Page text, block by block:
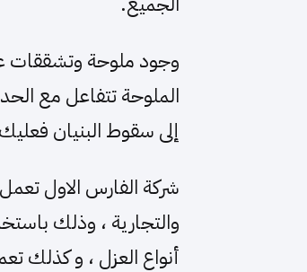
وجود ملوحة وتشققات
الملوحة تتفاعل مع
إلى سقوط البنيان
شركة الفارس الاول
والتجارية ، وذلك
أنواع العزل ، و كذلك